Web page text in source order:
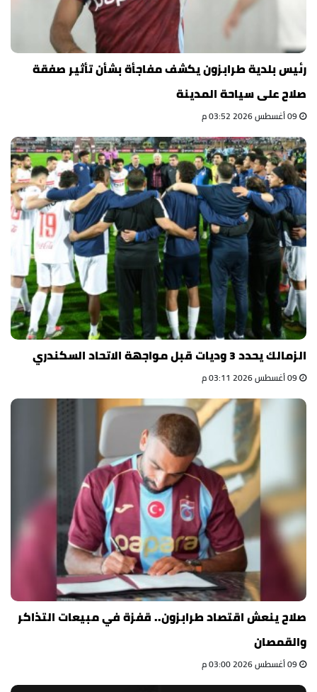
رئيس بلدية طرابزون يكشف مفاجأة بشأن تأثير صفقة
صلاح على سياحة المدينة
الزمالك يحدد 3 وديات قبل مواجهة الاتحاد السكندري
صلاح ينعش اقتصاد طرابزون.. قفزة في مبيعات التذاكر
والقمصان